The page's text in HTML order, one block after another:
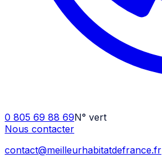
0 805 69 88 69N° vert
Nous contacter
contact@meilleurhabitatdefrance.fr